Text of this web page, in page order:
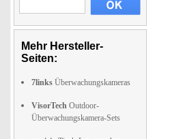
Mehr Hersteller-
Seiten:
7links Überwachungskameras
VisorTech Outdoor-
Überwachungskamera-Sets